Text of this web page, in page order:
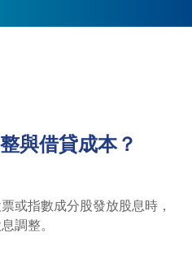
與借貸成本？
或指數成分股發放股息時，
調整。